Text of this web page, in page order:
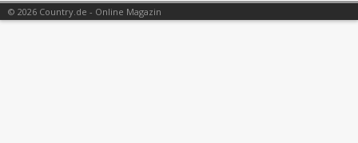
© 2026 Country.de - Online Magazin